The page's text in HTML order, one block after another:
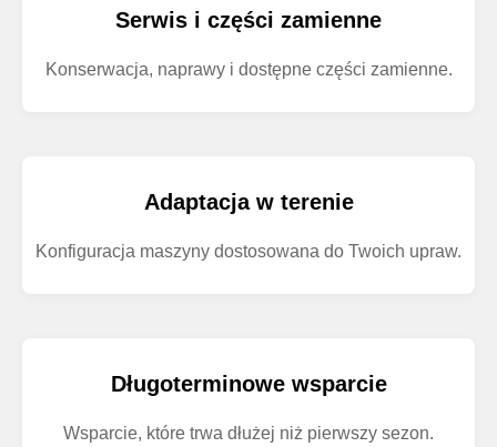
Serwis i części zamienne
Konserwacja, naprawy i dostępne części zamienne.
Adaptacja w terenie
Konfiguracja maszyny dostosowana do Twoich upraw.
Długoterminowe wsparcie
Wsparcie, które trwa dłużej niż pierwszy sezon.